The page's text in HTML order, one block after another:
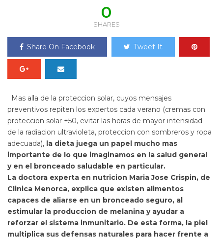
0
SHARES
Share On Facebook Tweet It
Mas alla de la proteccion solar, cuyos mensajes
preventivos repiten los expertos cada verano (cremas con
proteccion solar +50, evitar las horas de mayor intensidad
de la radiacion ultravioleta, proteccion con sombreros y ropa
adecuada), la dieta juega un papel mucho mas
importante de lo que imaginamos en la salud general
y en el bronceado saludable en particular.
La doctora experta en nutricion Maria Jose Crispin, de
Clinica Menorca, explica que existen alimentos
capaces de aliarse en un bronceado seguro, al
estimular la produccion de melanina y ayudar a
reforzar el sistema inmunitario. De esta forma, la piel
multiplica sus defensas naturales para hacer frente a